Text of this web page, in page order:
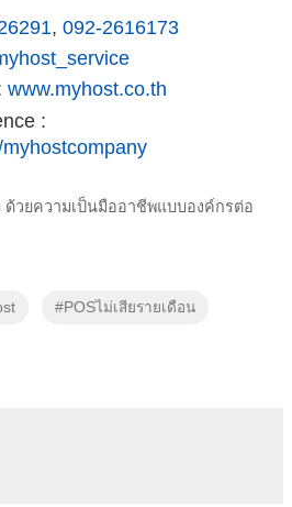
, 092-2616173
www.myhost.co.th
:
ด้วยความเป็นมืออาชีพแบบองค์กรต่อ
#POSไม่เสียรายเดือน